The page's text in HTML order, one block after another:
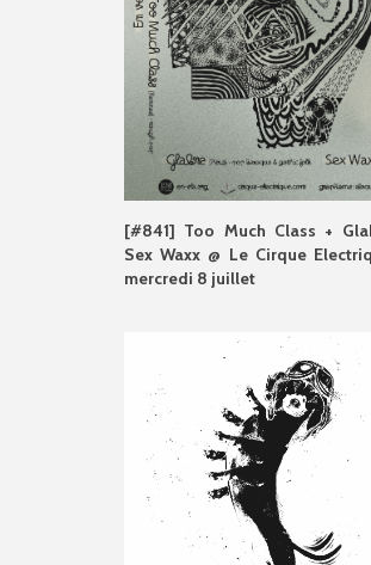
[#841] Too Much Class +
Sex Waxx @ Le Cirque
mercredi 8 juillet